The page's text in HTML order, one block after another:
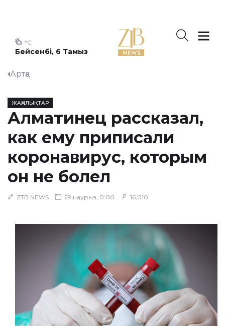
Бейсенбі, 6 Тамыз
°C
Артқа
ЖАҢАЛЫҚТАР
Алматинец рассказал,
как ему приписали
коронавирус, которым
он не болел
ZTB NEWS 29 наурыз, 0:00 16,010